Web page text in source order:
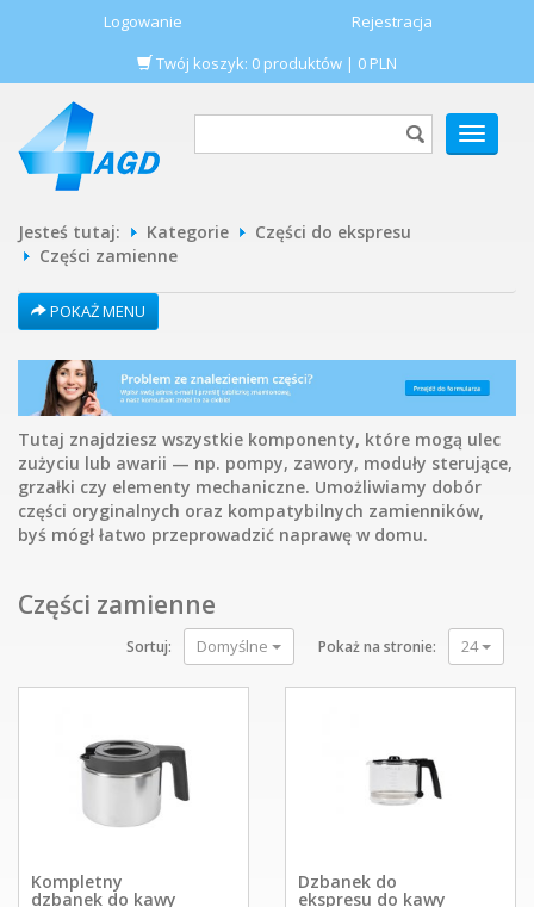
Logowanie
Rejestracja
Twój koszyk: 0 produktów | 0 PLN
POKAŻ
MENU
Jesteś tutaj: Kategorie
Części do ekspresu
Części zamienne
POKAŻ MENU
Tutaj znajdziesz wszystkie komponenty, które mogą ulec
zużyciu lub awarii — np. pompy, zawory, moduły sterujące,
grzałki czy elementy mechaniczne. Umożliwiamy dobór
części oryginalnych oraz kompatybilnych zamienników,
byś mógł łatwo przeprowadzić naprawę w domu.
Części zamienne
Sortuj: Domyślne Pokaż na stronie: 24
Kompletny
dzbanek do kawy
Dzbanek do
ekspresu do kawy